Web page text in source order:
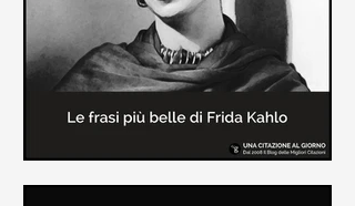
messaggio più significativo: le cose
più importanti della vita (...)